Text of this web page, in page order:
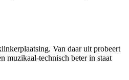
Van daar uit probeert
muzikaal-technisch beter in staat